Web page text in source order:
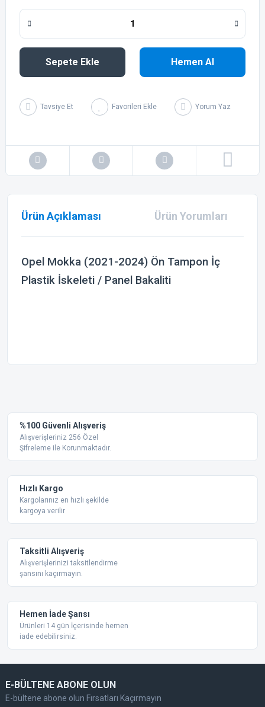
Sepete Ekle Hemen Al
Tavsiye Et Yorum Yaz
Ürün Açıklaması Ürün Yorumları
Opel Mokka (2021-2024) Ön Tampon İç
Plastik İskeleti / Panel Bakaliti
Ürün resmi kalitesiz, bozuk veya görüntülenemiyor.
Ürün açıklamasında eksik bilgiler bulunuyor.
Bu ürüne benzer farklı alternatifler olmalı.
%100 Güvenli Alışveriş
Alışverişleriniz 256 Özel
Şifreleme ile Korunmaktadır.
Hızlı Kargo
Kargolarınız en hızlı şekilde
kargoya verilir
Taksitli Alışveriş
Alışverişlerinizi taksitlendirme
şansını kaçırmayın.
Hemen İade Şansı
Ürünleri 14 gün İçerisinde hemen
iade edebilirsiniz.
E-BÜLTENE ABONE OLUN
E-bültene abone olun Fırsatları Kaçırmayın